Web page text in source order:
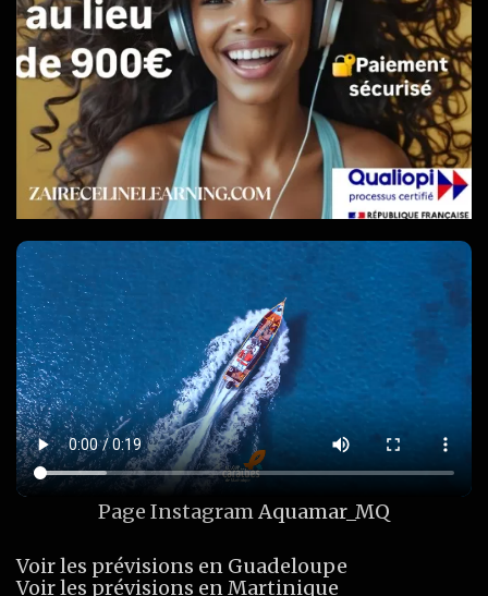
Page InstagramAquamar_MQ
Voir les prévisions en Guadeloupe
Voir les prévisions en Martinique